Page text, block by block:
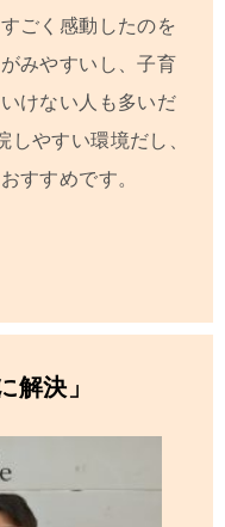
ごく感動したのを
みやすいし、子育
けない人も多いだ
やすい環境だし、
すすめです。
解決」